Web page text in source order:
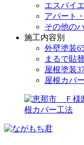
エスバイ
アパート
その他の
施工内容別
外壁塗装
まるで貼
屋根塗装
屋根カバ